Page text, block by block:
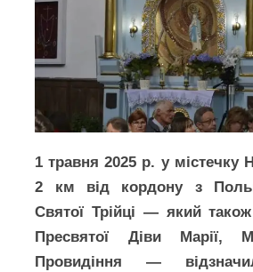
1 травня 2025 р. у містечку
2 км від кордону з
Святої Трійці — який
Пресвятої Діви Марії,
Провидіння —